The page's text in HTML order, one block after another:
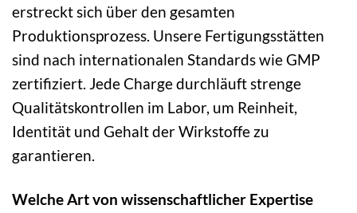
erstreckt sich über den gesamten
Produktionsprozess. Unsere Fertigungsstätten
sind nach internationalen Standards wie GMP
zertifiziert. Jede Charge durchläuft strenge
Qualitätskontrollen im Labor, um Reinheit,
Identität und Gehalt der Wirkstoffe zu
garantieren.
Welche Art von wissenschaftlicher Expertise